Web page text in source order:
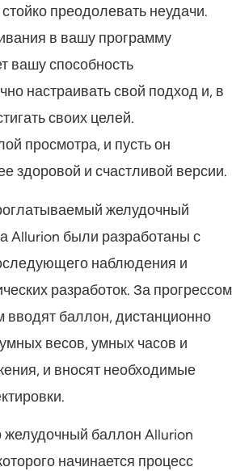
преодолевать неудачи.
в вашу программу
вашу способность
настраивать свой подход и, в
своих целей.
просмотра, и пусть он
здоровой и счастливой версии.
желудочный
Allurion были разработаны с
наблюдения и
разработок. За прогрессом
вводят баллон, дистанционно
весов, умных часов и
и вносят необходимые
желудочный баллон Allurion
начинается процесс